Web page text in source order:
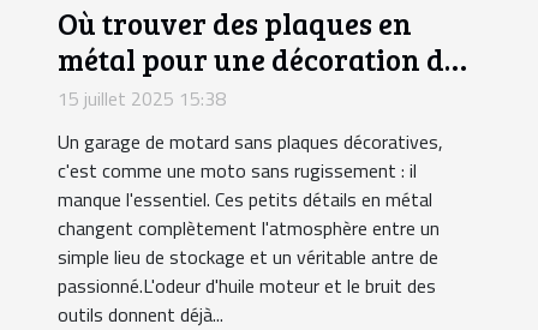
Où trouver des plaques en
métal pour une décoration de
garage motard ?
15 juillet 2025 15:38
Un garage de motard sans plaques décoratives,
c'est comme une moto sans rugissement : il
manque l'essentiel. Ces petits détails en métal
changent complètement l'atmosphère entre un
simple lieu de stockage et un véritable antre de
passionné.L'odeur d'huile moteur et le bruit des
outils donnent déjà...